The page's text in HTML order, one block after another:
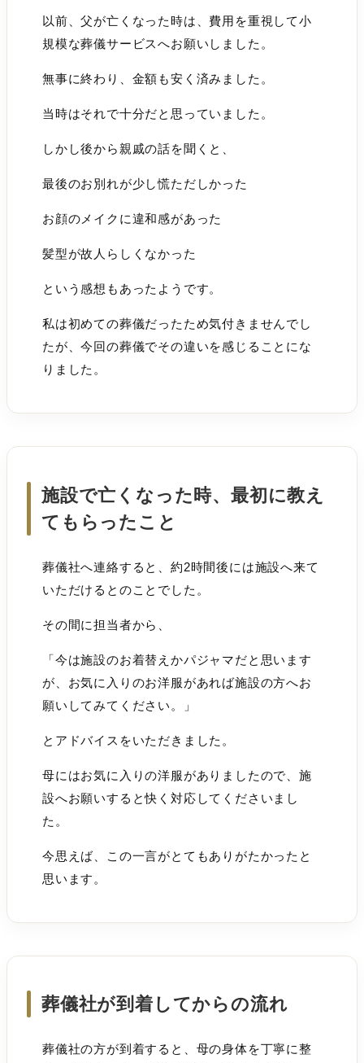
以前、父が亡くなった時は、費用を重視して小
規模な葬儀サービスへお願いしました。
無事に終わり、金額も安く済みました。
当時はそれで十分だと思っていました。
しかし後から親戚の話を聞くと、
最後のお別れが少し慌ただしかった
お顔のメイクに違和感があった
髪型が故人らしくなかった
という感想もあったようです。
私は初めての葬儀だったため気付きませんでし
たが、今回の葬儀でその違いを感じることにな
りました。
施設で亡くなった時、最初に教え
てもらったこと
葬儀社へ連絡すると、約2時間後には施設へ来て
いただけるとのことでした。
その間に担当者から、
「今は施設のお着替えかパジャマだと思います
が、お気に入りのお洋服があれば施設の方へお
願いしてみてください。」
とアドバイスをいただきました。
母にはお気に入りの洋服がありましたので、施
設へお願いすると快く対応してくださいまし
た。
今思えば、この一言がとてもありがたかったと
思います。
葬儀社が到着してからの流れ
葬儀社の方が到着すると、母の身体を丁寧に整